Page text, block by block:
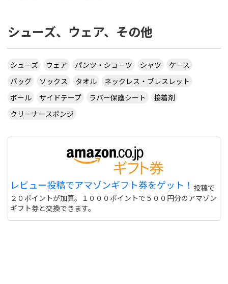
シューズ、ウェア、その他
シューズ ウェア パンツ・ショーツ シャツ
ケース
バッグ
ソックス タオル
ネックレス・ブレスレット
ボール
サイドテープ ラバー保護シート
接着剤
クリーナースポンジ
レビュー投稿でアマゾンギフト券をゲット！ 投稿で
２０ポイントが加算。１０００ポイントで５００円分のアマゾン
ギフト券と交換できます。